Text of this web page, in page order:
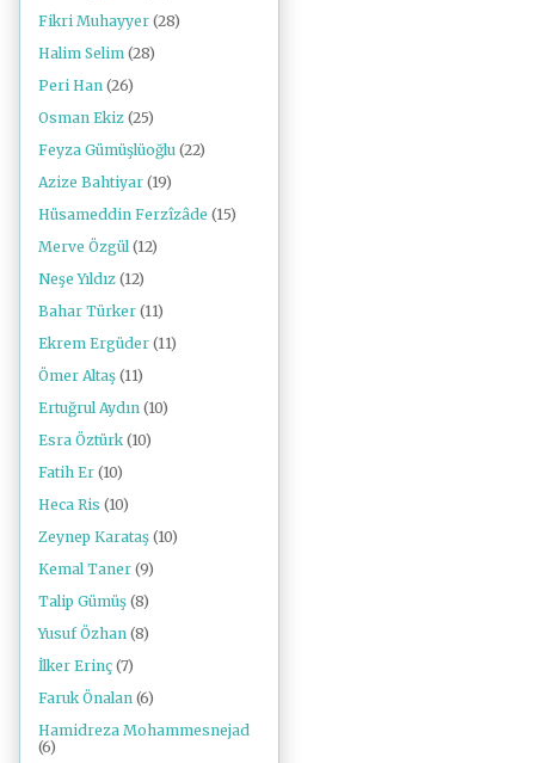
Fikri Muhayyer (28)
Halim Selim (28)
Peri Han (26)
Osman Ekiz (25)
Feyza Gümüşlüoğlu (22)
Azize Bahtiyar (19)
Hüsameddin Ferzîzâde (15)
Merve Özgül (12)
Neşe Yıldız (12)
Bahar Türker (11)
Ekrem Ergüder (11)
Ömer Altaş (11)
Ertuğrul Aydın (10)
Esra Öztürk (10)
Fatih Er (10)
Heca Ris (10)
Zeynep Karataş (10)
Kemal Taner (9)
Talip Gümüş (8)
Yusuf Özhan (8)
İlker Erinç (7)
Faruk Önalan (6)
Hamidreza Mohammesnejad
(6)